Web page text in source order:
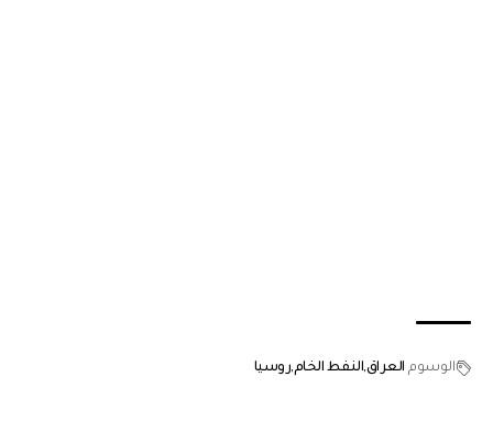
الوسوم العراقالنفط الخامروسيا